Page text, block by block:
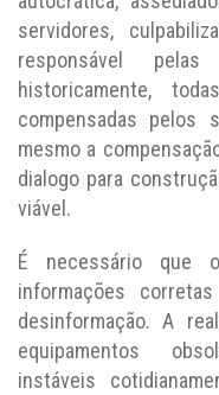
servidores,
responsável
historicamente,
compensadas pelos
mesmo a
dialogo para
viável.
É necessário que
informações
desinformação. A
equipamentos
instáveis